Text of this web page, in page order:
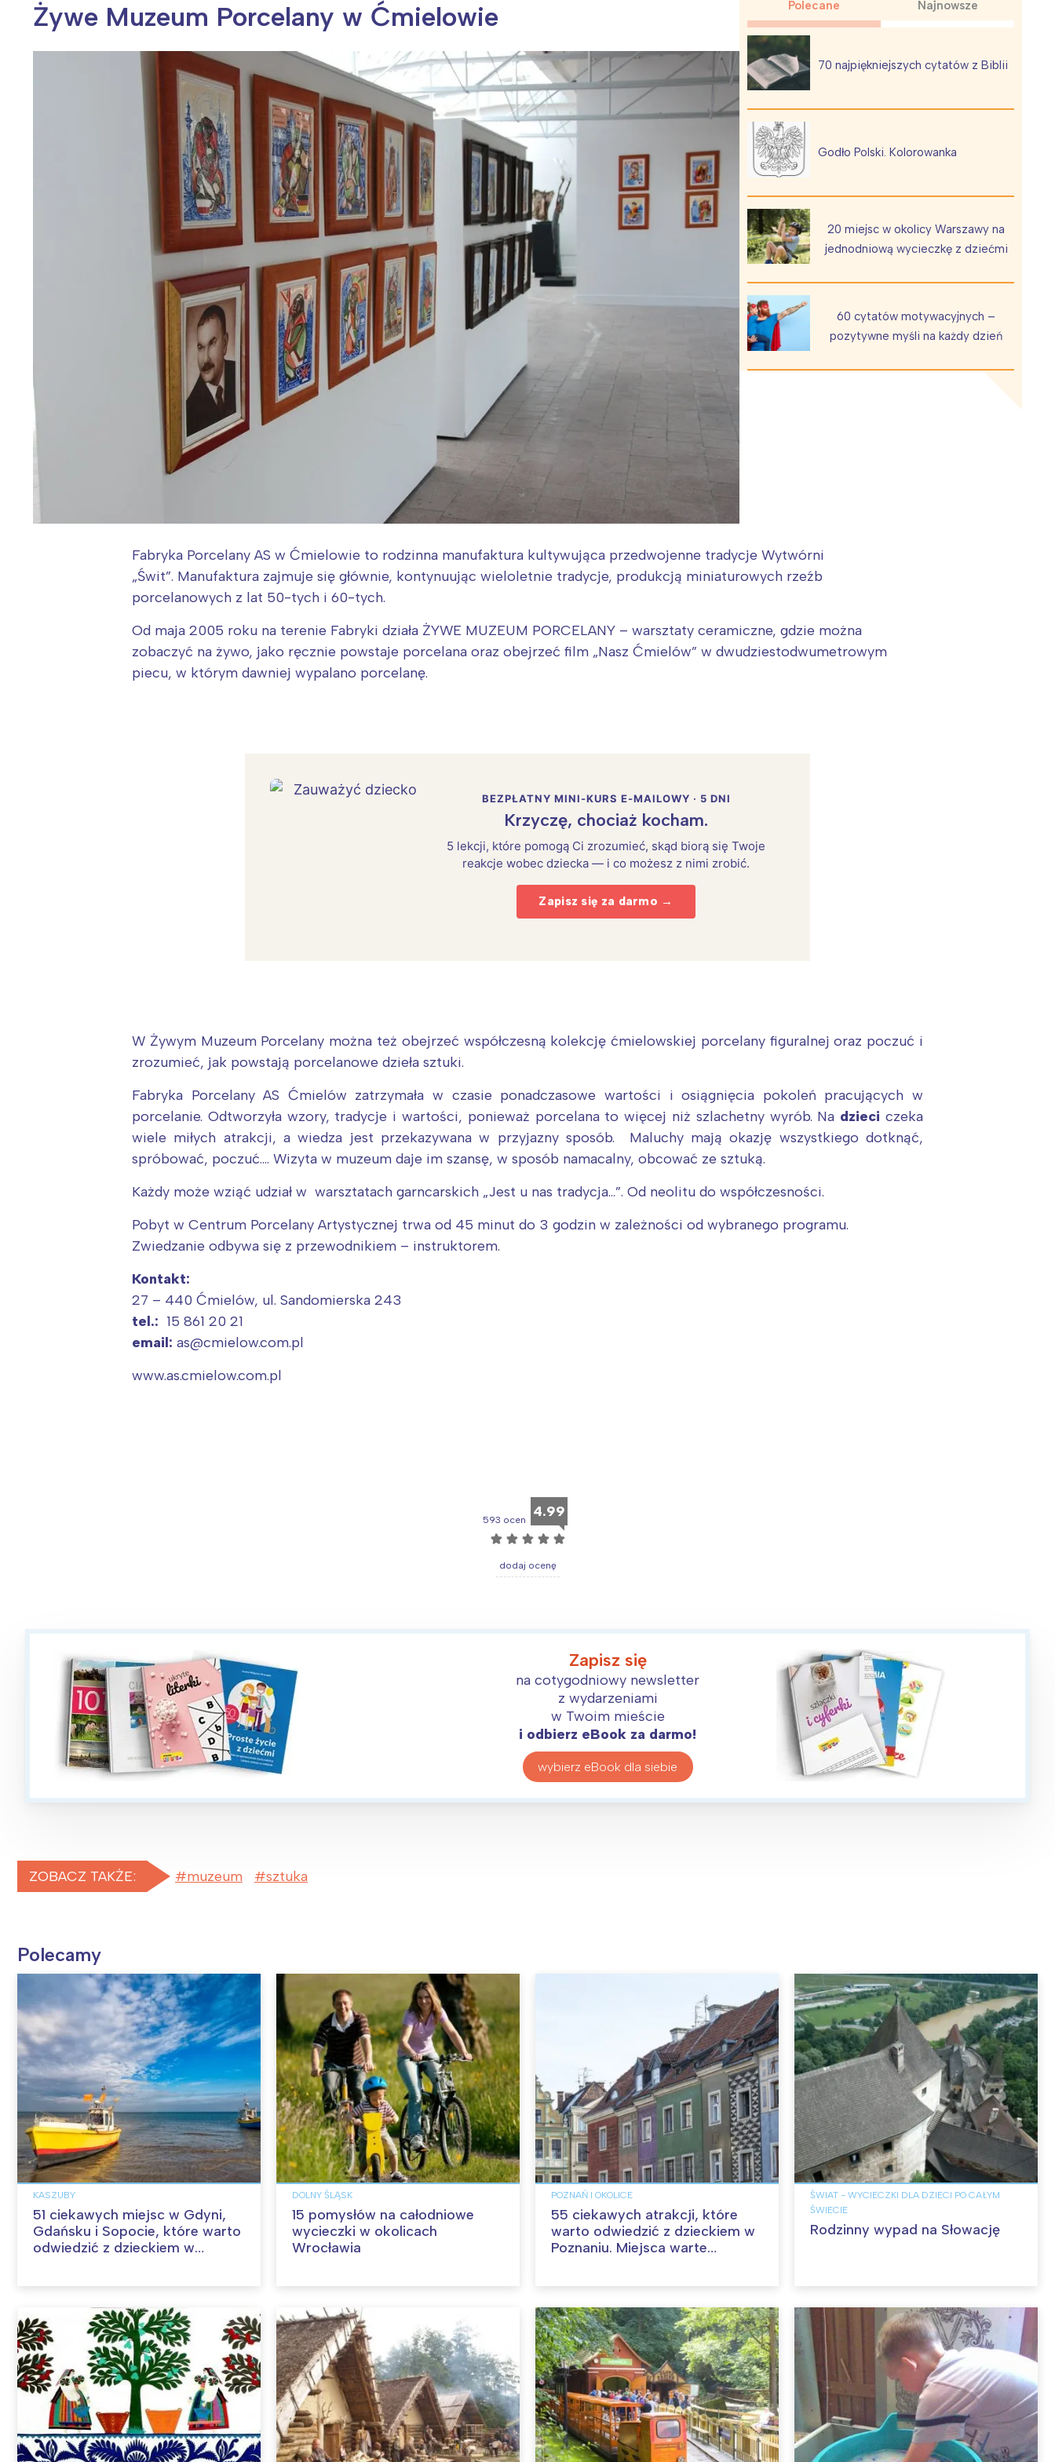
Wiosenny koncert ptaków na płocie Kwitnąca wiśnia i jej płatki Pszczoła i kwitnący ul
Żywe Muzeum Porcelany w Ćmielowie Polecane Najnowsze
70 najpiękniejszych cytatów z Biblii
Godło Polski. Kolorowanka
20 miejsc w okolicy Warszawy na
jednodniową wycieczkę z dziećmi
60 cytatów motywacyjnych –
pozytywne myśli na każdy dzień
Fabryka Porcelany AS w Ćmielowie to rodzinna manufaktura kultywująca przedwojenne tradycje Wytwórni
„Świt”. Manufaktura zajmuje się głównie, kontynuując wieloletnie tradycje, produkcją miniaturowych rzeźb
porcelanowych z lat 50-tych i 60-tych.
Od maja 2005 roku na terenie Fabryki działa ŻYWE MUZEUM PORCELANY – warsztaty ceramiczne, gdzie można
zobaczyć na żywo, jako ręcznie powstaje porcelana oraz obejrzeć film „Nasz Ćmielów” w dwudziestodwumetrowym
piecu, w którym dawniej wypalano porcelanę.
BEZPŁATNY MINI-KURS E-MAILOWY · 5 DNI
Krzyczę, chociaż kocham.
5 lekcji, które pomogą Ci zrozumieć, skąd biorą się Twoje
reakcje wobec dziecka — i co możesz z nimi zrobić.
Zapisz się za darmo →
W Żywym Muzeum Porcelany można też obejrzeć współczesną kolekcję ćmielowskiej porcelany figuralnej oraz poczuć i
zrozumieć, jak powstają porcelanowe dzieła sztuki.
Fabryka Porcelany AS Ćmielów zatrzymała w czasie ponadczasowe wartości i osiągnięcia pokoleń pracujących w
porcelanie. Odtworzyła wzory, tradycje i wartości, ponieważ porcelana to więcej niż szlachetny wyrób. Na dzieciczeka
wiele miłych atrakcji, a wiedza jest przekazywana w przyjazny sposób. Maluchy mają okazję wszystkiego dotknąć,
spróbować, poczuć…. Wizyta w muzeum daje im szansę, w sposób namacalny, obcować ze sztuką.
Każdy może wziąć udział w warsztatach garncarskich „Jest u nas tradycja…”. Od neolitu do współczesności.
Pobyt w Centrum Porcelany Artystycznej trwa od 45 minut do 3 godzin w zależności od wybranego programu.
Zwiedzanie odbywa się z przewodnikiem – instruktorem.
Kontakt:
27 – 440 Ćmielów, ul. Sandomierska 243
tel.: 15 861 20 21
email: as@cmielow.com.pl
www.as.cmielow.com.pl
593 ocen 4.99
☆ ☆ ☆ ☆ ☆
dodaj ocenę
Zapisz się
na cotygodniowy newsletter
z wydarzeniami
w Twoim mieście
i odbierz eBook za darmo!
wybierz eBook dla siebie
ZOBACZ TAKŻE: muzeum sztuka
Polecamy
KASZUBY
51 ciekawych miejsc w Gdyni,
Gdańsku i Sopocie, które warto
odwiedzić z dzieckiem w
DOLNY ŚLĄSK
15 pomysłów na całodniowe
wycieczki w okolicach
Wrocławia
POZNAŃ I OKOLICE
55 ciekawych atrakcji, które
warto odwiedzić z dzieckiem w
Poznaniu. Miejsca warte
ŚWIAT - WYCIECZKI DLA DZIECI PO CAŁYM
ŚWIECIE
Rodzinny wypad na Słowację
Interesują mnie wydarzenia z tego regionu:
Warszawa
Poznań